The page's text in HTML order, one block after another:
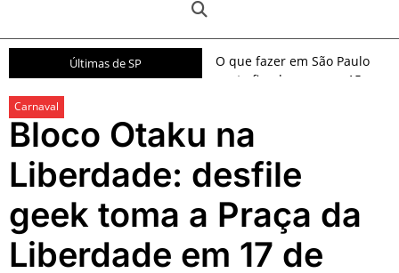
Últimas de SP
O que fazer em São Paulo
neste fim de semana: 15
100ª Festa da Achiropita
pedaço da Itália durante
agosto de 2026
O que fazer em São Paulo
em agosto de 2026: festas
italianas, eventos,
Carnaval
Bloco Otaku na
Liberdade: desfile
geek toma a Praça da
Liberdade em 17 de